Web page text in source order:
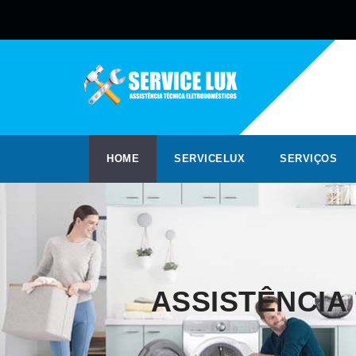
HOME SERVICELUX SERVIÇOS